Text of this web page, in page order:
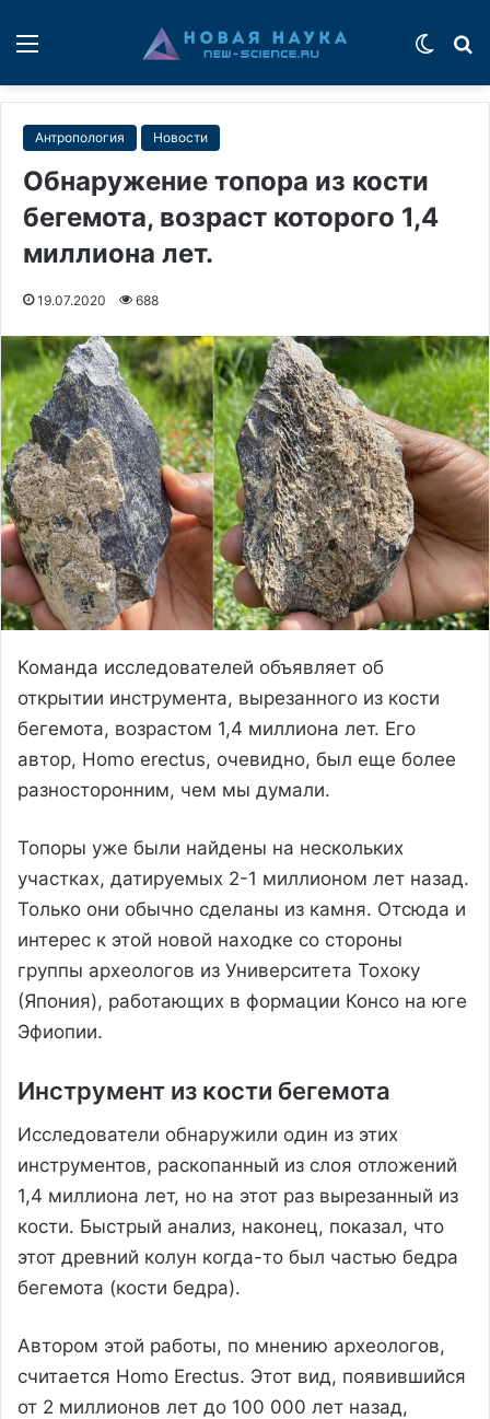
Антропология Новости
Обнаружение топора из кости
бегемота, возраст которого 1,4
миллиона лет.
19.07.2020 688
Команда исследователей объявляет об
открытии инструмента, вырезанного из кости
бегемота, возрастом 1,4 миллиона лет. Его
автор, Homo erectus, очевидно, был еще более
разносторонним, чем мы думали.
Топоры уже были найдены на нескольких
участках, датируемых 2-1 миллионом лет назад.
Только они обычно сделаны из камня. Отсюда и
интерес к этой новой находке со стороны
группы археологов из Университета Тохоку
(Япония), работающих в формации Консо на юге
Эфиопии.
Инструмент из кости бегемота
Исследователи обнаружили один из этих
инструментов, раскопанный из слоя отложений
1,4 миллиона лет, но на этот раз вырезанный из
кости. Быстрый анализ, наконец, показал, что
этот древний колун когда-то был частью бедра
бегемота (кости бедра).
Автором этой работы, по мнению археологов,
считается Homo Erectus. Этот вид, появившийся
от 2 миллионов лет до 100 000 лет назад,